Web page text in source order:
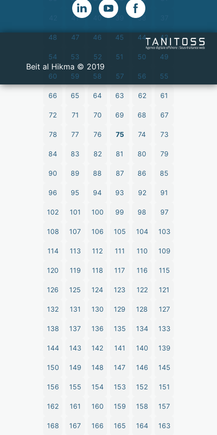
38
39
40
41
43
44
45
46
47
48
49
50
51
52
53
54
55
56
57
58
59
60
61
62
63
64
65
66
67
68
69
70
71
72
73
74
75
76
77
78
79
80
81
82
83
84
85
86
87
88
89
90
91
92
93
94
95
96
97
98
99
100
101
102
103
104
105
106
107
108
109
110
111
112
113
114
115
116
117
118
119
120
121
122
123
124
125
126
127
128
129
130
131
132
133
134
135
136
137
138
139
140
141
142
143
144
145
146
147
148
149
150
151
152
153
154
155
156
157
158
159
160
161
162
163
164
165
166
167
168
2019 © Beit al Hikma